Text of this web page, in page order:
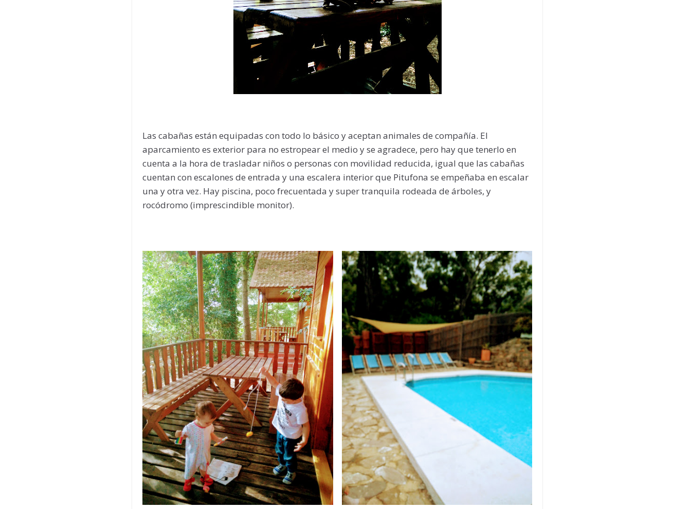
Las cabañas están equipadas con todo lo básico y aceptan animales de compañía. El
aparcamiento es exterior para no estropear el medio y se agradece, pero hay que tenerlo en
cuenta a la hora de trasladar niños o personas con movilidad reducida, igual que las cabañas
cuentan con escalones de entrada y una escalera interior que Pitufona se empeñaba en escalar
una y otra vez. Hay piscina, poco frecuentada y super tranquila rodeada de árboles, y
rocódromo (imprescindible monitor).